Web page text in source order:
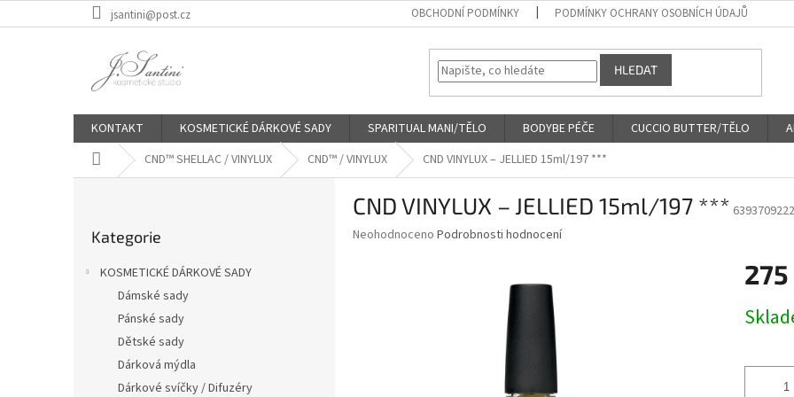
na
jsantini@post.cz OBCHODNÍ PODMÍNKY PODMÍNKY OCHRANY OSOBNÍCH ÚDAJŮ
HLEDAT
KONTAKT KOSMETICKÉ DÁRKOVÉ SADY SPARITUAL MANI/TĚLO BODYBE PÉČE CUCCIO BUTTER/TĚLO
Domů CND™ SHELLAC / VINYLUX CND™ / VINYLUX CND VINYLUX – JELLIED 15ml/197 ***
kategorie
Kategorie
KOSMETICKÉ DÁRKOVÉ SADY
Dámské sady
Pánské sady
Dětské sady
Dárková mýdla
Dárkové svíčky / Difuzéry
CND VINYLUX – JELLIED 15ml/197 ***
Průměrné
Neohodnoceno Podrobnosti hodnocení
275
cena: